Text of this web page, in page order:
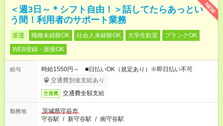
NEW
＜週3日～＊シフト自由！＞話してたらあっとい
う間！利用者のサポート業務
派遣 職種未経験OK 社会人未経験OK 大学生歓迎
ブランクOK
WEB登録・面接OK
給与
時給1550円～ ■日払いOK（規定あり）※即日払い不可
交通費別途支給あり
交通費 交通費全額支給
勤務地
茨城県守谷市
守谷駅 / 新守谷駅 / 南守谷駅